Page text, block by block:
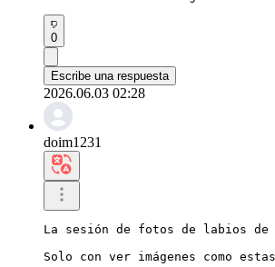
0
Escribe una respuesta
2026.06.03 02:28
doim1231
La sesión de fotos de labios de
Solo con ver imágenes como